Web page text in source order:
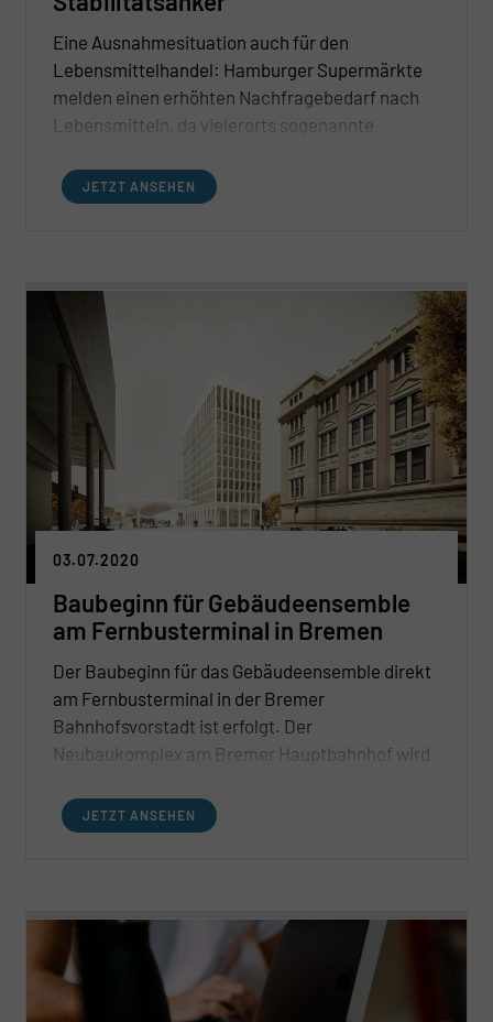
Eine Ausnahmesituation auch für den
Lebensmittelhandel: Hamburger Supermärkte
melden einen erhöhten Nachfragebedarf nach
Lebensmitteln, da vielerorts sogenannte
Einkaufsverhalten weit über dem geplanten
häuslichen Bedarf, lässt die Branche derzeit
JETZT ANSEHEN
03.07.2020
Baubeginn für Gebäudeensemble
am Fernbusterminal in Bremen
Der Baubeginn für das Gebäudeensemble direkt
am Fernbusterminal in der Bremer
Bahnhofsvorstadt ist erfolgt. Der
Neubaukomplex am Bremer Hauptbahnhof wird
hochwertigen Hochhaus-Immobilie mit einem
Hotel und Büroflächen oberhalb des Hotels,
JETZT ANSEHEN